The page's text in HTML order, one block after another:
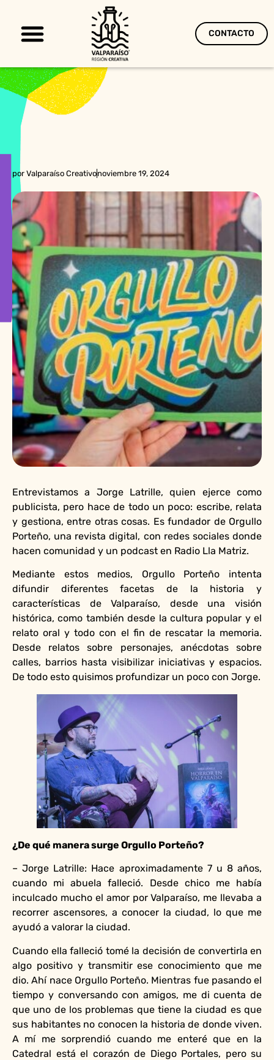
CONTACTO
por Valparaíso Creativonoviembre 19, 2024
Entrevistamos a Jorge Latrille, quien ejerce como
publicista, pero hace de todo un poco: escribe, relata
y gestiona, entre otras cosas. Es fundador de Orgullo
Porteño, una revista digital, con redes sociales donde
hacen comunidad y un podcast en Radio Lla Matriz.
Mediante estos medios, Orgullo Porteño intenta
difundir diferentes facetas de la historia y
características de Valparaíso, desde una visión
histórica, como también desde la cultura popular y el
relato oral y todo con el fin de rescatar la memoria.
Desde relatos sobre personajes, anécdotas sobre
calles, barrios hasta visibilizar iniciativas y espacios.
De todo esto quisimos profundizar un poco con Jorge.
¿De qué manera surge Orgullo Porteño?
– Jorge Latrille: Hace aproximadamente 7 u 8 años,
cuando mi abuela falleció. Desde chico me había
inculcado mucho el amor por Valparaíso, me llevaba a
recorrer ascensores, a conocer la ciudad, lo que me
ayudó a valorar la ciudad.
Cuando ella falleció tomé la decisión de convertirla en
algo positivo y transmitir ese conocimiento que me
dio. Ahí nace Orgullo Porteño. Mientras fue pasando el
tiempo y conversando con amigos, me di cuenta de
que uno de los problemas que tiene la ciudad es que
sus habitantes no conocen la historia de donde viven.
A mí me sorprendió cuando me enteré que en la
Catedral está el corazón de Diego Portales, pero su